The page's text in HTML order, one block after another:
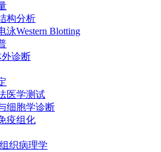
构分析
泳Western Blotting
外诊断
医学测试
细胞学诊断
疫组化
织病理学